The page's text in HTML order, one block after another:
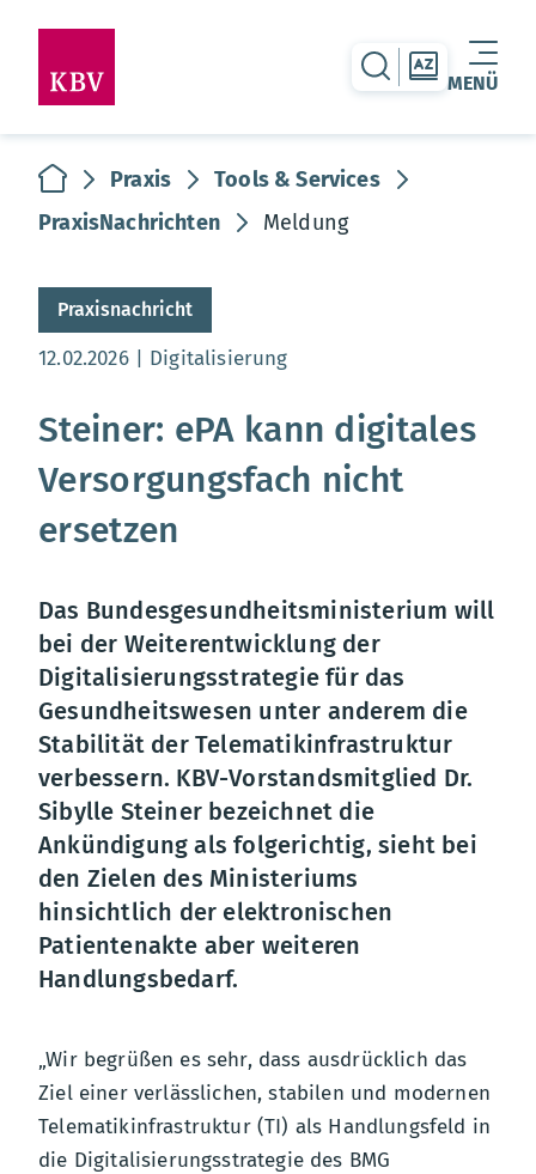
MENÜ
Warenkorb leer
zur Suche-Seite
zur
zur Startseite
Praxis
Tools & Services
PraxisNachrichten
Meldung
Praxisnachricht
Aktualisierungsdatum:
12.02.2026 Digitalisierung
Steiner: ePA kann digitales
Versorgungsfach nicht
ersetzen
Das Bundesgesundheitsministerium will
bei der Weiterentwicklung der
Digitalisierungsstrategie für das
Gesundheitswesen unter anderem die
Stabilität der Telematikinfrastruktur
verbessern. KBV-Vorstandsmitglied Dr.
Sibylle Steiner bezeichnet die
Ankündigung als folgerichtig, sieht bei
den Zielen des Ministeriums
hinsichtlich der elektronischen
Patientenakte aber weiteren
Handlungsbedarf.
„Wir begrüßen es sehr, dass ausdrücklich das
Ziel einer verlässlichen, stabilen und modernen
Telematikinfrastruktur (TI) als Handlungsfeld in
die Digitalisierungsstrategie des BMG